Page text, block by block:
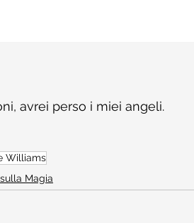
avrei perso i miei angeli.
Williams
Magia